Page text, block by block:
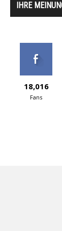
IHRE
18,016
Fans